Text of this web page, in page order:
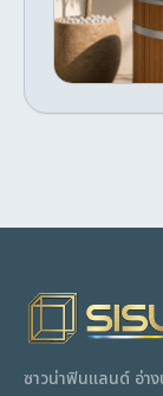
สั่งจอง ·
Bath.
wellness
stainless
natural
performance
Easy to
฿99,510
จัดส่งภายใน
ซาวน่าฟินแลนด์ อ่า